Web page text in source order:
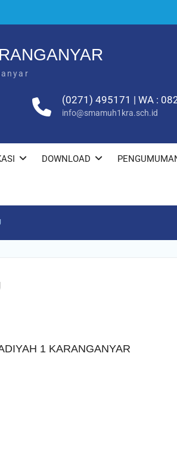
(0271) 495171 | WA :
info@smamuh1kra.sch.id
DOWNLOAD
1 KARANGANYAR